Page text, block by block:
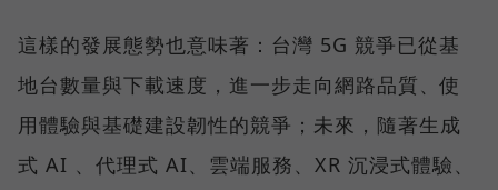
這樣的發展態勢也意味著：台灣 5G 競爭已從基
地台數量與下載速度，進一步走向網路品質、使
用體驗與基礎建設韌性的競爭；未來，隨著生成
式 AI 、代理式 AI、雲端服務、XR 沉浸式體驗、